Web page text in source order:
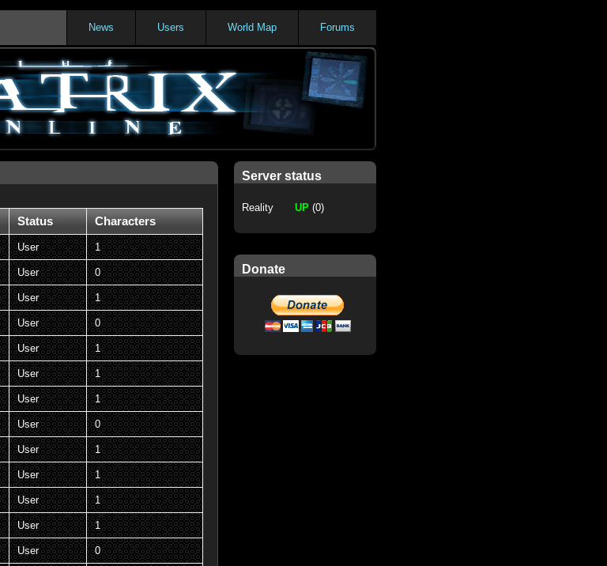
Forums
World Map
Users
News
Status Characters
User 1
User 0
User 1
User 0
User 1
User 1
User 1
User 0
User 1
User 1
User 1
User 1
User 0
Server status
Reality UP(0)
Donate